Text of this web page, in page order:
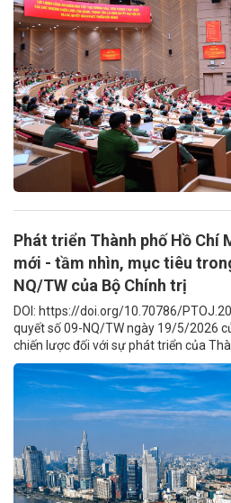
Phát triển Thành phố Hồ Chí
mới - tầm nhìn, mục tiêu
NQ/TW của Bộ Chính trị
DOI: https://doi.org/10.70786/
quyết số 09-NQ/TW ngày 19/5/2026
chiến lược đối với sự phát triển của